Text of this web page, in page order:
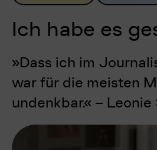
Ich habe es
»Dass ich im
war für die meisten
undenkbar.« –